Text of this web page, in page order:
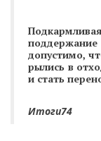
поддержание
допустимо,
рылись в
и стать
Итоги74